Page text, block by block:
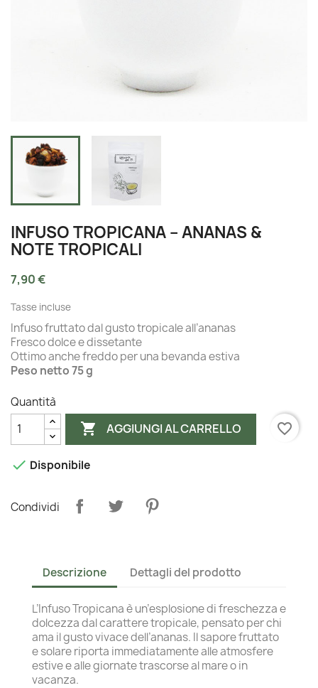
INFUSO TROPICANA – ANANAS &
NOTE TROPICALI
7,90 €
Tasse incluse
Infuso fruttato dal gusto tropicale all’ananas
Fresco dolce e dissetante
Ottimo anche freddo per una bevanda estiva
Peso netto 75 g
Quantità
 AGGIUNGI AL CARRELLO favorite_border
 Disponibile
Condividi
Descrizione Dettagli del prodotto
L’Infuso Tropicana è un’esplosione di freschezza e
dolcezza dal carattere tropicale, pensato per chi
ama il gusto vivace dell’ananas. Il sapore fruttato
e solare riporta immediatamente alle atmosfere
estive e alle giornate trascorse al mare o in
vacanza.